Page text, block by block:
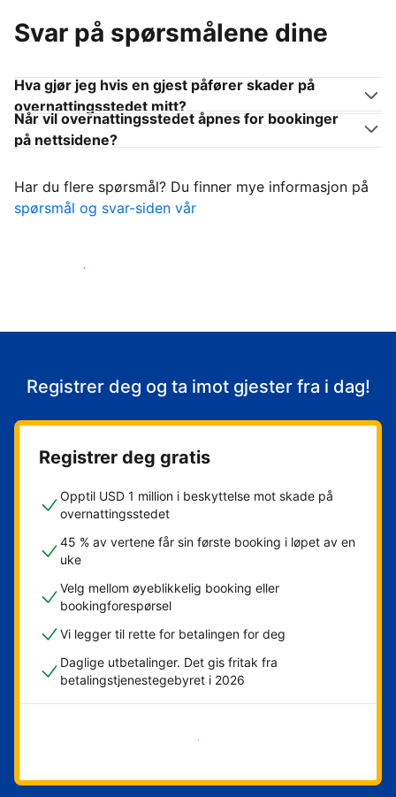
Svar på spørsmålene dine
Hva gjør jeg hvis en gjest påfører skader på
overnattingsstedet mitt?
Når vil overnattingsstedet åpnes for bookinger
på nettsidene?
Har du flere spørsmål? Du finner mye informasjon på
spørsmål og svar-siden vår
Ta imot gjestene
Registrer deg og ta imot gjester fra i dag!
Registrer deg gratis
Opptil USD 1 million i beskyttelse mot skade på
overnattingsstedet
45 % av vertene får sin første booking i løpet av en
uke
Velg mellom øyeblikkelig booking eller
bookingforespørsel
Vi legger til rette for betalingen for deg
Daglige utbetalinger. Det gis fritak fra
betalingstjenestegebyret i 2026
Kom i gang nå